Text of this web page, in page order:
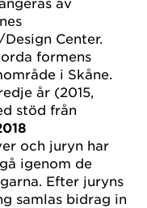
Center.
formens
i Skåne.
år (2015,
stöd från
och juryn har
igenom de
Efter juryns
samlas bidrag in